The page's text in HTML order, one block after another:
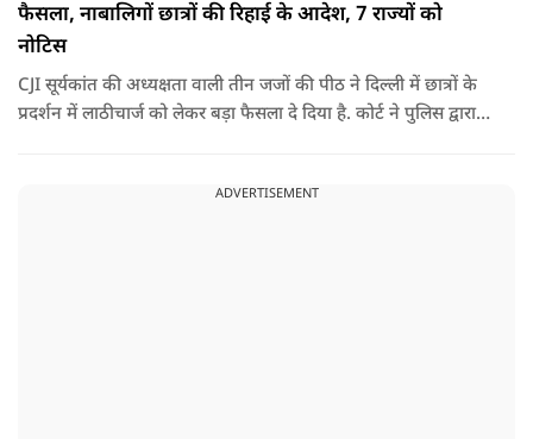
फैसला, नाबालिगों छात्रों की रिहाई के आदेश, 7 राज्यों को
नोटिस
CJI सूर्यकांत की अध्यक्षता वाली तीन जजों की पीठ ने दिल्ली में छात्रों के
प्रदर्शन में लाठीचार्ज को लेकर बड़ा फैसला दे दिया है. कोर्ट ने पुलिस द्वारा
ADVERTISEMENT